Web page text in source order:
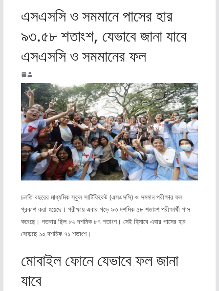
এসএসসি ও সমমানে পাসের হার
৯৩.৫৮ শতাংশ, যেভাবে জানা যাবে
এসএসসি ও সমমানের ফল
চলতি বছরের মাধ্যমিক স্কুল সার্টিফিকেট (এসএসসি) ও সমমান পরীক্ষার ফল
প্রকাশ করা হয়েছে। পরীক্ষায় এবার গড়ে ৯৩ দশমিক ৫৮ শতাংশ পরীক্ষার্থী পাস
করেছে। গতবার ছিল ৮২ দশমিক ৮৭ শতাংশ। সেই হিসাবে এবার পাসের হার
বেড়েছে ১০ দশমিক ৭১ শতাংশ।
মোবাইল ফোনে যেভাবে ফল জানা
যাবে